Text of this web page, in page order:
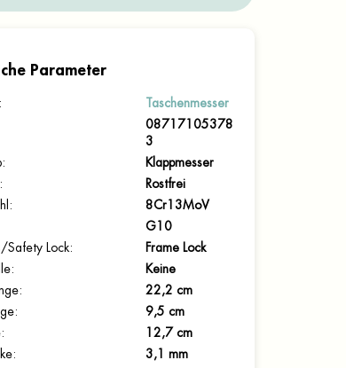
Parameter
Taschenmesser
08717105378
3
:
Klappmesser
Rostfrei
:
8Cr13MoV
G10
Safety Lock:
Frame Lock
:
Keine
:
22,2 cm
:
9,5 cm
:
12,7 cm
:
3,1 mm